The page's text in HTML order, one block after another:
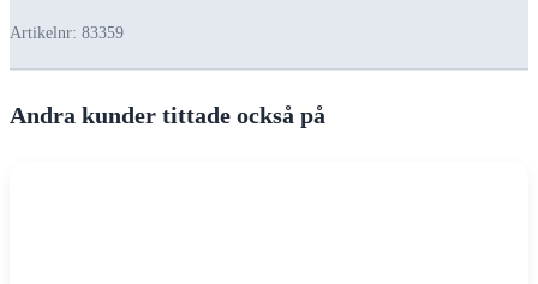
Artikelnr: 83359
Andra kunder tittade också på